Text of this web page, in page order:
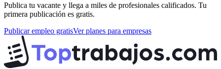
Publica tu vacante y llega a miles de profesionales calificados. Tu
primera publicación es gratis.
Publicar empleo gratisVer planes para empresas